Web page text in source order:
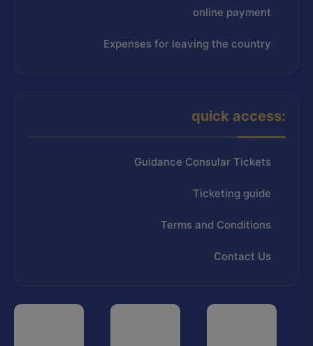
online payment
Expenses for leaving the country
quick access:
Guidance Consular Tickets
Ticketing guide
Terms and Conditions
Contact Us